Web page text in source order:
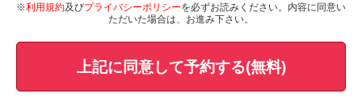
※利用規約及びプライバシーポリシーを必ずお読みください。内容に同意い
ただいた場合は、お進み下さい。
上記に同意して予約する(無料)